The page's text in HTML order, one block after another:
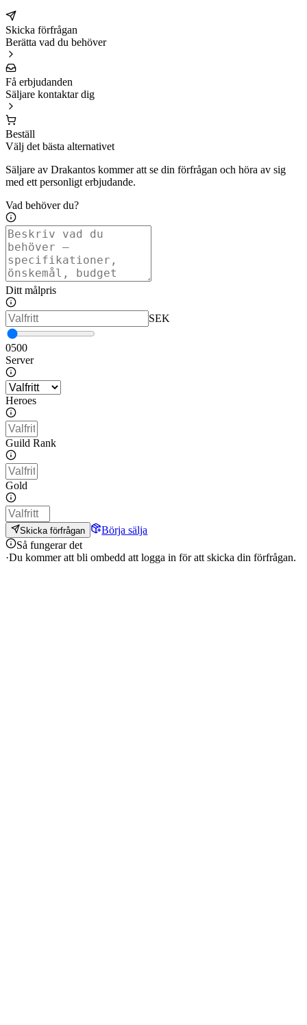
Skicka förfrågan
Berätta vad du behöver
Få erbjudanden
Säljare kontaktar dig
Beställ
Välj det bästa alternativet
Säljare av Drakantos kommer att se din förfrågan och höra av sig
med ett personligt erbjudande.
Vad behöver du?
Ditt målpris
SEK
0500
Server
Heroes
Guild Rank
Gold
Skicka förfrågan
Börja sälja
Så fungerar det
·Du kommer att bli ombedd att logga in för att skicka din förfrågan.